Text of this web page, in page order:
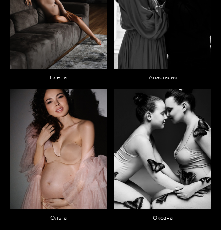
Елена Анастасия
Ольга Оксана